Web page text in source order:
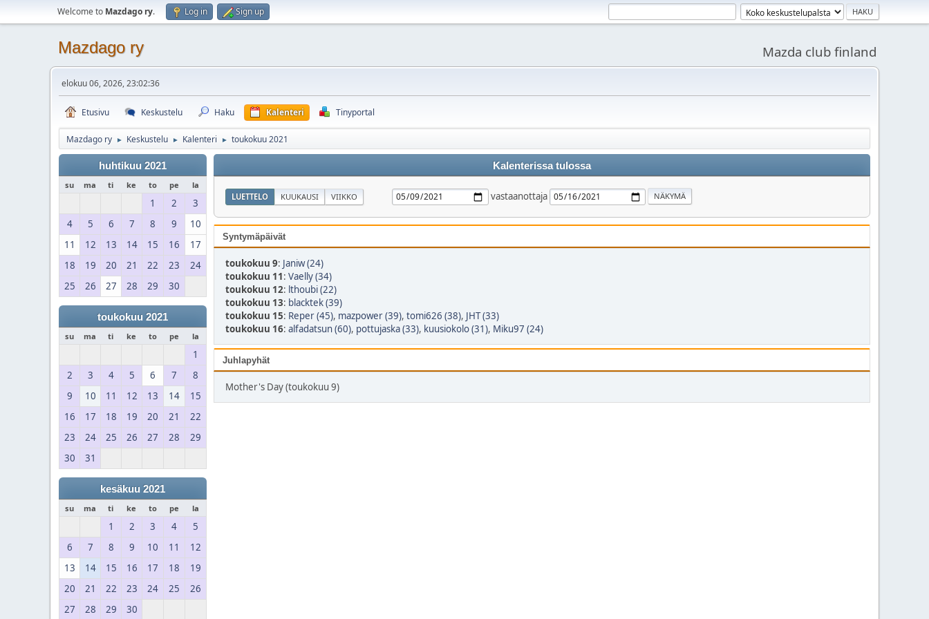
Welcome to Mazdago ry. Log in Sign up
Mazdago ry Mazda club finland
elokuu 06, 2026, 23:02:36
Etusivu Keskustelu Haku Kalenteri Tinyportal
Mazdago ry ► Keskustelu ► Kalenteri ► toukokuu 2021
huhtikuu 2021
su ma ti ke to pe la
1 2
3
4
5 6 7 8 9
10
11
12 13 14 15 16
17
18
19 20 21 22 23
24
25
26 27 28 29 30
toukokuu 2021
su ma ti ke to pe la
1
2
3 4 5 6 7
8
9
10 11 12 13 14
15
16
17 18 19 20 21
22
23
24 25 26 27 28
29
30
31
kesäkuu 2021
su ma ti ke to pe la
1 2 3 4
5
6
7 8 9 10 11
12
13
14 15 16 17 18
19
20
21 22 23 24 25
26
27
28 29 30
Kalenterissa tulossa
LUETTELO KUUKAUSI VIIKKO vastaanottaja
Syntymäpäivät
toukokuu 9: Janiw (24)
toukokuu 11: Vaelly (34)
toukokuu 12: lthoubi (22)
toukokuu 13: blacktek (39)
toukokuu 15: Reper (45), mazpower (39), tomi626 (38), JHT (33)
toukokuu 16: alfadatsun (60), pottujaska (33), kuusiokolo (31), Miku97 (24)
Juhlapyhät
Mother's Day (toukokuu 9)